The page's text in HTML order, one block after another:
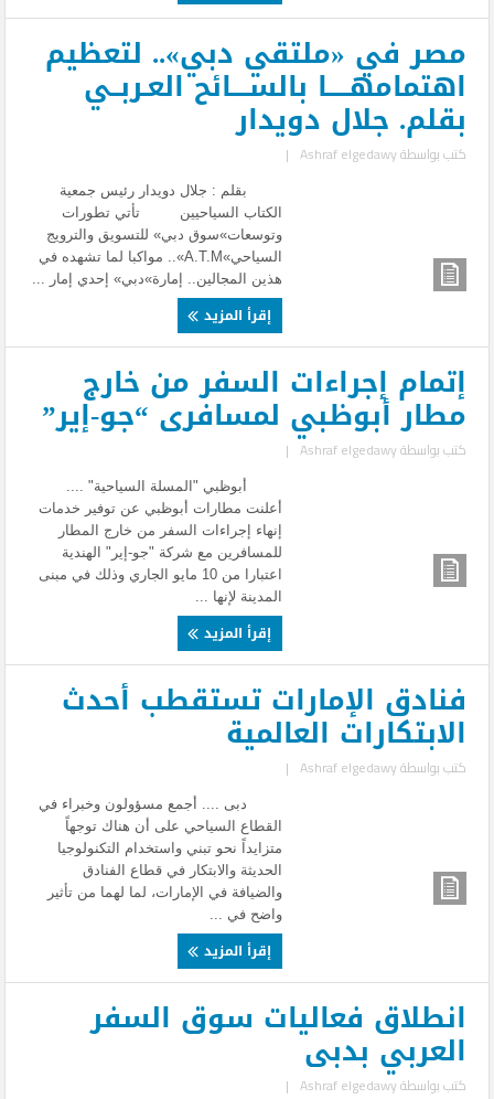
مصر في «ملتقي دبي».. لتعظيم
اهتمامهـــــا بالســــائح العـربــي
بقلم. جلال دويدار
كتب بواسطةAshraf elgedawy
|
بقلم : جلال دويدار رئيس جمعية
الكتاب السياحيين تأتي تطورات
وتوسعات»سوق دبي» للتسويق والترويج
السياحي»A.T.M».. مواكبا لما تشهده في
هذين المجالين.. إمارة»دبي» إحدي إمار ...
إقرأ المزيد
إتمام إجراءات السفر من خارج
مطار أبوظبي لمسافرى “جو-إير”
كتب بواسطةAshraf elgedawy
|
أبوظبي "المسلة السياحية" ....
أعلنت مطارات أبوظبي عن توفير خدمات
إنهاء إجراءات السفر من خارج المطار
للمسافرين مع شركة "جو-إير" الهندية
اعتبارا من 10 مايو الجاري وذلك في مبنى
المدينة لإنها ...
إقرأ المزيد
فنادق الإمارات تستقطب أحدث
الابتكارات العالمية
كتب بواسطةAshraf elgedawy
|
دبى .... أجمع مسؤولون وخبراء في
القطاع السياحي على أن هناك توجهاً
متزايداً نحو تبني واستخدام التكنولوجيا
الحديثة والابتكار في قطاع الفنادق
والضيافة في الإمارات، لما لهما من تأثير
واضح في ...
إقرأ المزيد
انطلاق فعاليات سوق السفر
العربي بدبى
كتب بواسطةAshraf elgedawy
|